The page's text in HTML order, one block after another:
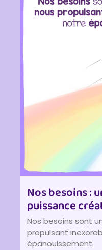
Nos besoins :
puissance
Nos besoins sont
propulsant
épanouissement.